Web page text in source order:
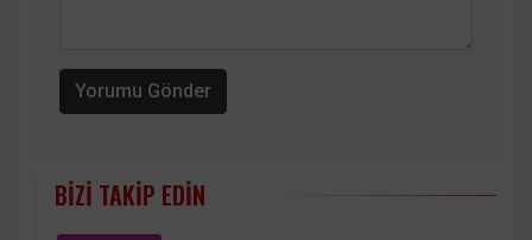
Yorumu Gönder
BIZI TAKIP EDIN